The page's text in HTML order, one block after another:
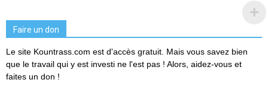
Faire un don
Le site Kountrass.com est d'accès gratuit. Mais vous savez bien
que le travail qui y est investi ne l'est pas ! Alors, aidez-vous et
faites un don !